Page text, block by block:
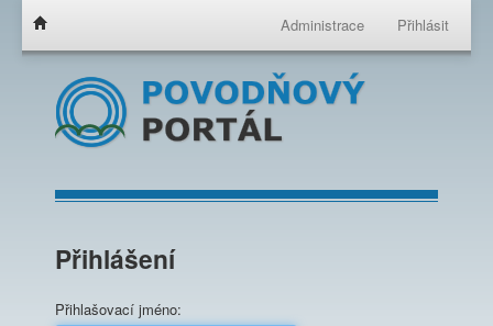
Administrace Přihlásit
Přihlášení
Přihlašovací jméno: